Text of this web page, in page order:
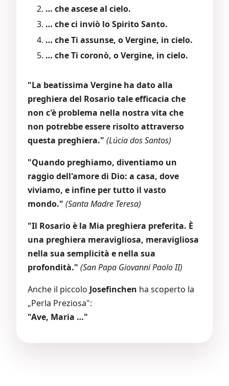
… che ascese al cielo.
… che ci inviò lo Spirito Santo.
… che Ti assunse, o Vergine, in cielo.
… che Ti coronò, o Vergine, in cielo.
"La beatissima Vergine ha dato alla
preghiera del Rosario tale efficacia che
non c'è problema nella nostra vita che
non potrebbe essere risolto attraverso
questa preghiera." (Lúcia dos Santos)
"Quando preghiamo, diventiamo un
raggio dell'amore di Dio: a casa, dove
viviamo, e infine per tutto il vasto
mondo." (Santa Madre Teresa)
"Il Rosario è la Mia preghiera preferita. È
una preghiera meravigliosa, meravigliosa
nella sua semplicità e nella sua
profondità." (San Papa Giovanni Paolo II)
Anche il piccolo Josefinchen ha scoperto la
„Perla Preziosa":
"Ave, Maria …"